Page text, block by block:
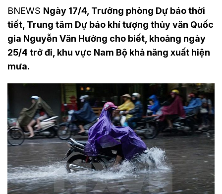
BNEWS Ngày 17/4, Trưởng phòng Dự báo thời
tiết, Trung tâm Dự báo khí tượng thủy văn Quốc
gia Nguyễn Văn Hưởng cho biết, khoảng ngày
25/4 trở đi, khu vực Nam Bộ khả năng xuất hiện
mưa.